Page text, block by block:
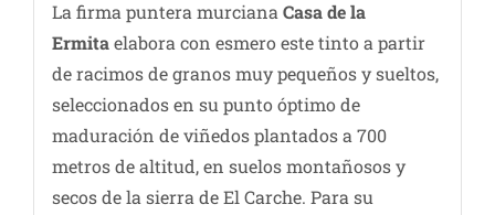
La firma puntera murciana Casa de la
Ermitaelabora con esmero este tinto a partir
de racimos de granos muy pequeños y sueltos,
seleccionados en su punto óptimo de
maduración de viñedos plantados a 700
metros de altitud, en suelos montañosos y
secos de la sierra de El Carche. Para su